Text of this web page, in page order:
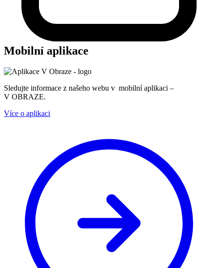
Mobilní aplikace
Sledujte informace z našeho webu v mobilní aplikaci –
V OBRAZE.
Více o aplikaci